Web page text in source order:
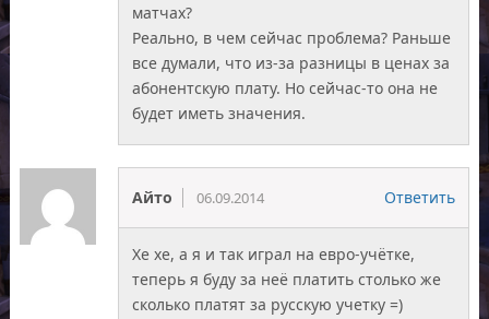
матчах?
Реально, в чем сейчас проблема? Раньше
все думали, что из-за разницы в ценах за
абонентскую плату. Но сейчас-то она не
будет иметь значения.
Айто 06.09.2014 Ответить
Хе хе, а я и так играл на евро-учётке,
теперь я буду за неё платить столько же
сколько платят за русскую учетку =)